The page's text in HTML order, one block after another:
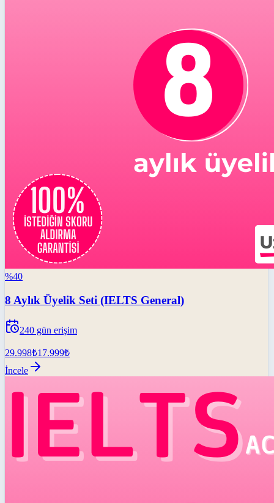
%40
8 Aylık Üyelik Seti (IELTS General)
240 gün erişim
29.998₺17.999₺
İncele